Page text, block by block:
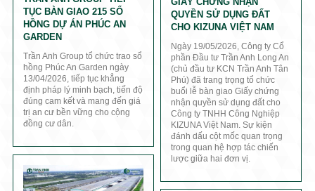
QUYỀN SỬ DỤNG ĐẤT
CHO KIZUNA VIỆT NAM
Ngày 19/05/2026, Công ty Cổ
phần Đầu tư Trần Anh Long An
(chủ đầu tư KCN Trần Anh Tân
Phú) đã trang trọng tổ chức
buổi lễ bàn giao Giấy chứng
nhận quyền sử dụng đất cho
Công ty TNHH Công Nghiệp
KIZUNA Việt Nam. Sự kiện
đánh dấu cột mốc quan trọng
trong quan hệ hợp tác chiến
lược giữa hai đơn vị.
TỤC BÀN GIAO 215 SỔ
HỒNG DỰ ÁN PHÚC AN
GARDEN
Trần Anh Group tổ chức trao sổ
hồng Phúc An Garden ngày
13/04/2026, tiếp tục khẳng
định pháp lý minh bạch, tiến độ
đúng cam kết và mang đến giá
trị an cư bền vững cho cộng
đồng cư dân.